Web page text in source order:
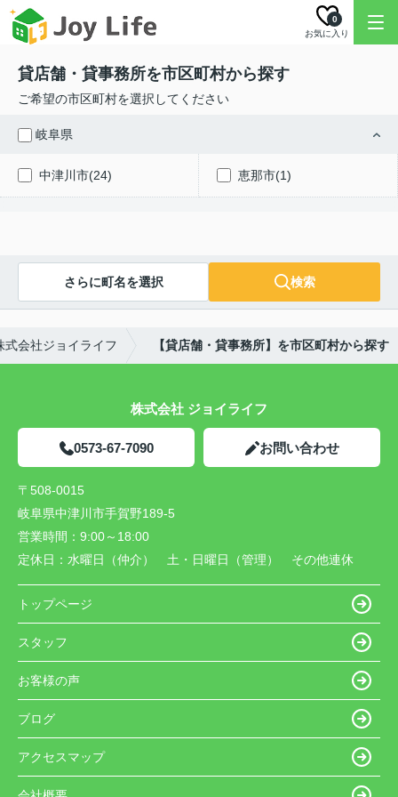
お気に入り
0
貸店舗・貸事務所を市区町村から探す
ご希望の市区町村を選択してください
岐阜県
中津川市(24) 恵那市(1)
さらに町名を選択 検索
式会社ジョイライフ 【貸店舗・貸事務所】を市区町村から探す
株式会社 ジョイライフ
0573-67-7090 お問い合わせ
〒508-0015
岐阜県中津川市手賀野189-5
営業時間： 9:00～18:00
定休日： 水曜日（仲介） 土・日曜日（管理） その他連休
トップページ
スタッフ
お客様の声
ブログ
アクセスマップ